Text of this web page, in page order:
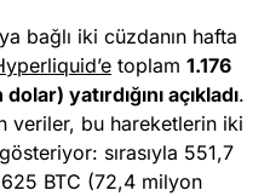
bağlı iki cüzdanın hafta
toplam 1.176
yatırdığını açıkladı.
veriler, bu hareketlerin iki
sırasıyla 551,7
BTC (72,4 milyon